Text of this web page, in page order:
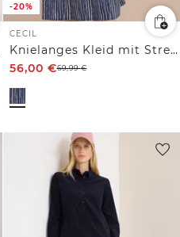
-20%
CECIL
Knielanges Kleid mit Streifenmuster
56,00 €69,99€